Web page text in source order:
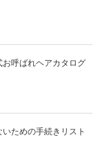
呼ばれヘアカタログ
ための手続きリスト